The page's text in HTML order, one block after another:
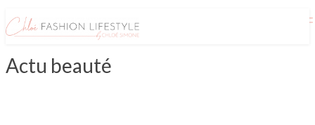
Actu beauté